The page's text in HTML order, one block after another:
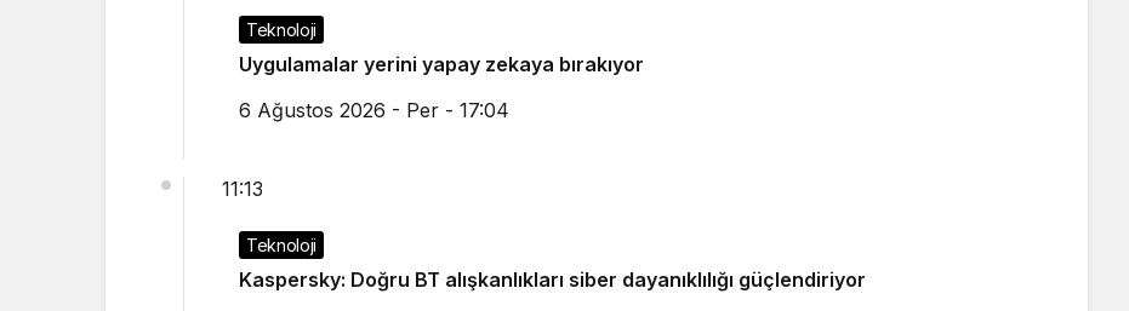
Teknoloji
Uygulamalar yerini yapay zekaya bırakıyor
6 Ağustos 2026 - Per - 17:04
11:13
Teknoloji
Kaspersky: Doğru BT alışkanlıkları siber dayanıklılığı güçlendiriyor